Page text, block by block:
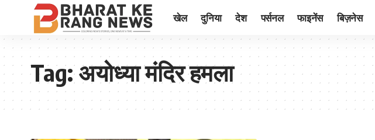
खेल दुनिया देश पर्सनल फाइनेंस बिज़नेस
Tag:अयोध्या मंदिर हमला